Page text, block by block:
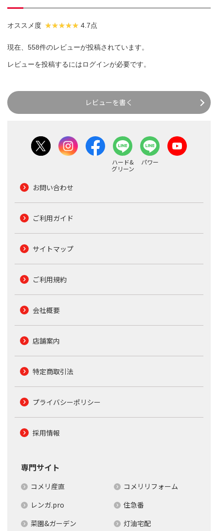
オススメ度 4.7点
現在、558件のレビューが投稿されています。
レビューを投稿するにはログインが必要です。
レビューを書く
ハード&
グリーン
パワー
お問い合わせ
ご利用ガイド
サイトマップ
ご利用規約
会社概要
店舗案内
特定商取引法
プライバシーポリシー
採用情報
専門サイト
コメリ産直
コメリリフォーム
レンガ.pro
住急番
菜園&ガーデン
灯油宅配